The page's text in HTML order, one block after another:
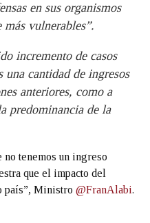
en sus organismos
más vulnerables”.
incremento de casos
cantidad de ingresos
anteriores, como a
predominancia de la
no tenemos un ingreso
que el impacto del
país”, Ministro @FranAlabi.